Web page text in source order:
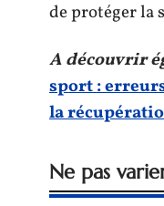
de protéger la
A découvrir
sport :
la
Ne pas